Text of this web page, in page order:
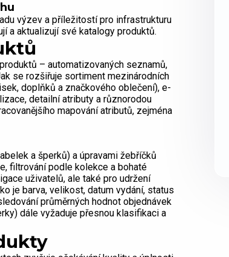
výzev a příležitostí pro infrastrukturu
a aktualizují své katalogy produktů.
– automatizovaných seznamů,
se rozšiřuje sortiment mezinárodních
doplňků a značkového oblečení), e-
detailní atributy a různorodou
mapování atributů, zejména
a šperků) a úpravami žebříčků
filtrování podle kolekce a bohaté
uživatelů, ale také pro udržení
je barva, velikost, datum vydání, status
průměrných hodnot objednávek
dále vyžaduje přesnou klasifikaci a